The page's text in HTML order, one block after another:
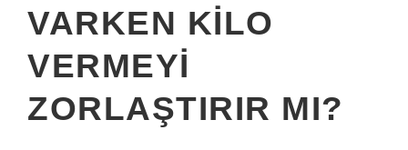
VARKEN KILO
VERMEYI
ZORLAŞTIRIR MI?